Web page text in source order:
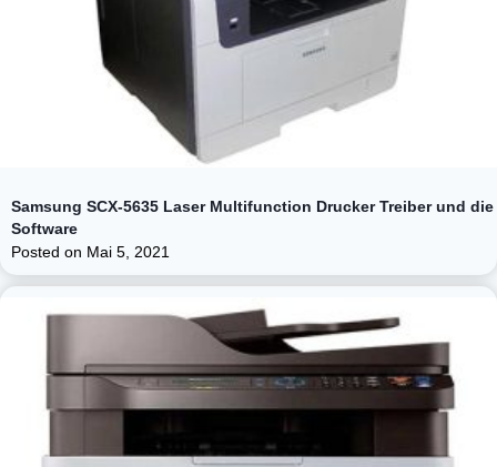
Samsung SCX-5635 Laser Multifunction Drucker Treiber und die
Software
Posted on Mai 5, 2021